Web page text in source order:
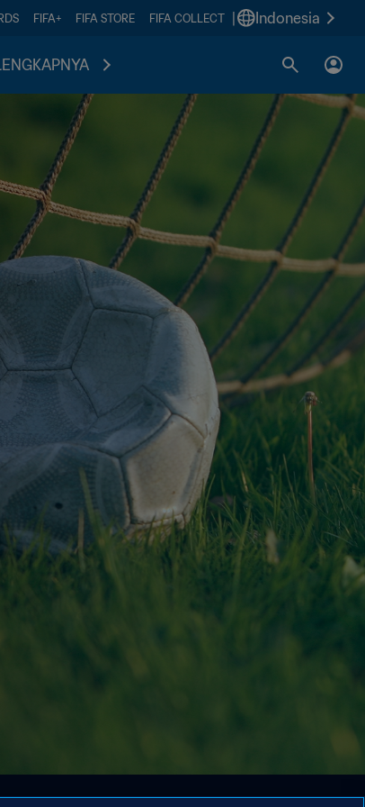
FIFA+ FIFA STORE FIFA COLLECT Indonesia